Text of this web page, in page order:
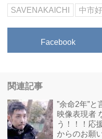
上
サ
SAVENAKAICHI 中市
Facebook
関連記事
”余命2年”と
映像表現者
う！！！応
からのお願